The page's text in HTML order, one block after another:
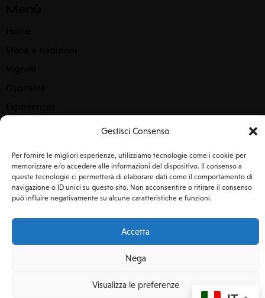
Gestisci Consenso
Per fornire le migliori esperienze, utilizziamo tecnologie come i cookie per
memorizzare e/o accedere alle informazioni del dispositivo. Il consenso a
queste tecnologie ci permetterà di elaborare dati come il comportamento di
navigazione o ID unici su questo sito. Non acconsentire o ritirare il consenso
può influire negativamente su alcune caratteristiche e funzioni.
Accetta
Nega
Visualizza le preferenze
Rimaniamo in contatto
Privacy Policy